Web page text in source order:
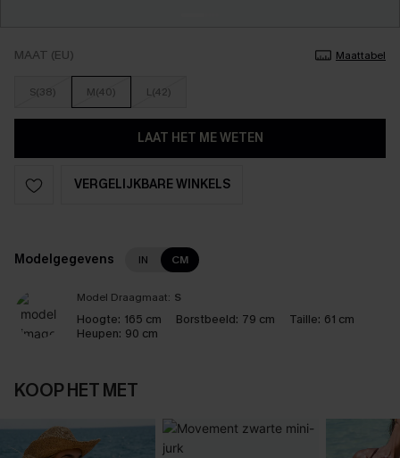
MAAT (EU) Maattabel
S(38) M(40) L(42)
LAAT HET ME WETEN
VERGELIJKBARE WINKELS
Modelgegevens IN CM
Model Draagmaat: S
Hoogte: 165 cm Borstbeeld: 79 cm Taille: 61 cm
Heupen: 90 cm
KOOP HET MET